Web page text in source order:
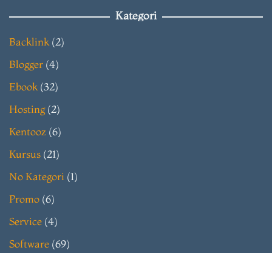
Kategori
Backlink(2)
Blogger (4)
Ebook(32)
Hosting(2)
Kentooz (6)
Kursus (21)
No Kategori (1)
Promo (6)
Service (4)
Software (69)